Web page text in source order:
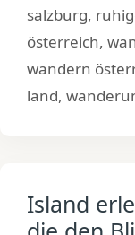
salzburg,
österreich,
wandern
land,
Island